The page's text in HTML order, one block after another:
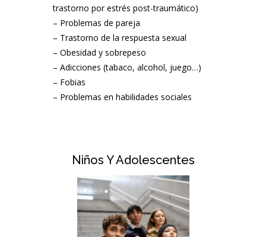
trastorno por estrés post-traumático)
– Problemas de pareja
– Trastorno de la respuesta sexual
– Obesidad y sobrepeso
– Adicciones (tabaco, alcohol, juego…)
– Fobias
– Problemas en habilidades sociales
Niños Y Adolescentes